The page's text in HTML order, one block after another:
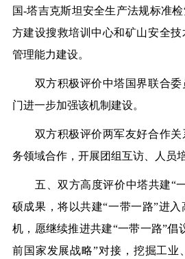
国-塔吉克斯坦安全生产法规标准
方建设搜救培训中心和矿山安全
管理能力建设。
双方积极评价中塔国界联合委
门进一步加强该机制建设。
双方积极评价两军友好合作关
务领域合作，开展团组互访、人员
五、双方高度评价中塔共建“一
硕成果，将以共建“一带一路”进
机，愿继续推进共建“一带一路”倡
前国家发展战略”对接，挖掘工业